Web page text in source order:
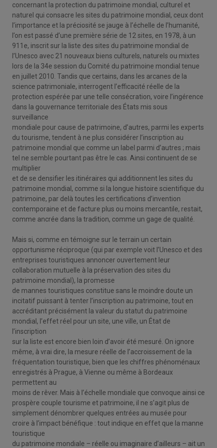
concernant la protection du patrimoine mondial, culturel et
naturel qui consacre les sites du patrimoine mondial, ceux dont
l’importance et la préciosité se jauge à l’échelle de l’humanité,
l’on est passé d’une première série de 12 sites, en 1978, à un
911e, inscrit sur la liste des sites du patrimoine mondial de
l’Unesco avec 21 nouveaux biens culturels, naturels ou mixtes
lors de la 34e session du Comité du patrimoine mondial tenue
en juillet 2010. Tandis que certains, dans les arcanes de la
science patrimoniale, interrogent l’efficacité réelle de la
protection espérée par une telle consécration, voire l’ingérence
dans la gouvernance territoriale des États mis sous
surveillance
mondiale pour cause de patrimoine, d’autres, parmi les experts
du tourisme, tendent à ne plus considérer l’inscription au
patrimoine mondial que comme un label parmi d’autres ; mais
tel ne semble pourtant pas être le cas. Ainsi continuent de se
multiplier
et de se densifier les itinéraires qui additionnent les sites du
patrimoine mondial, comme si la longue histoire scientifique du
patrimoine, par delà toutes les certifications d’invention
contemporaine et de facture plus ou moins mercantile, restait,
comme ancrée dans la tradition, comme un gage de qualité.
Mais si, comme en témoigne sur le terrain un certain
opportunisme réciproque (qui par exemple voit l’Unesco et des
entreprises touristiques annoncer ouvertement leur
collaboration mutuelle à la préservation des sites du
patrimoine mondial), la promesse
de mannes touristiques constitue sans le moindre doute un
incitatif puissant à tenter l’inscription au patrimoine, tout en
accréditant précisément la valeur du statut du patrimoine
mondial, l’effet réel pour un site, une ville, un État de
l’inscription
sur la liste est encore bien loin d’avoir été mesuré. On ignore
même, à vrai dire, la mesure réelle de l’accroissement de la
fréquentation touristique, bien que les chiffres phénoménaux
enregistrés à Prague, à Vienne ou même à Bordeaux
permettent au
moins de rêver. Mais à l’échelle mondiale que convoque ainsi ce
prospère couple tourisme et patrimoine, il ne s’agit plus de
simplement dénombrer quelques entrées au musée pour
croire à l’impact bénéfique : tout indique en effet que la manne
touristique
du patrimoine mondiale – réelle ou imaginaire d’ailleurs – ait un